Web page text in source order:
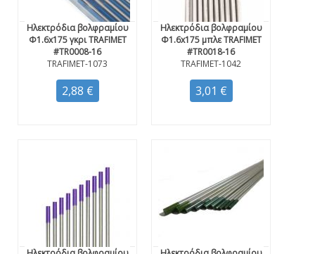
Ηλεκτρόδια βολφραμίου
Φ1.6x175 γκρι TRAFIMET
#TR0008-16
TRAFIMET-1073
2,88 €
Ηλεκτρόδια βολφραμίου
Φ1.6x175 μπλε TRAFIMET
#TR0018-16
TRAFIMET-1042
3,01 €